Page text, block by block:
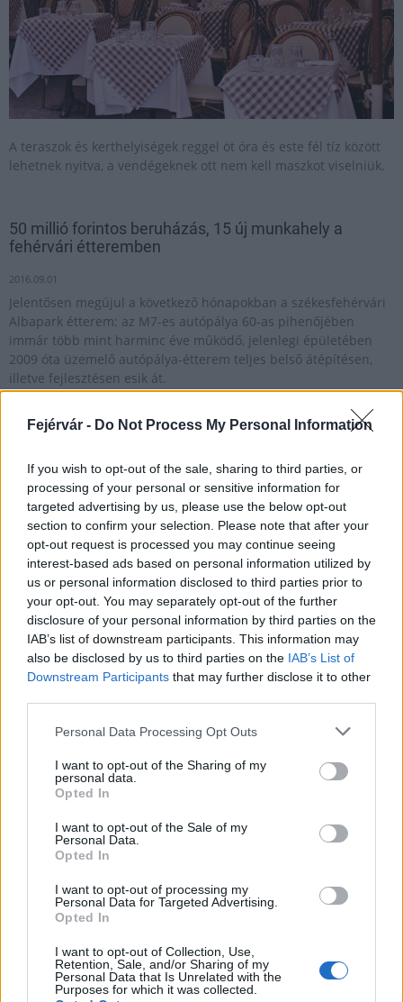
Fejérvár - Do Not Process My Personal Information
If you wish to opt-out of the sale, sharing to third parties, or
processing of your personal or sensitive information for
targeted advertising by us, please use the below opt-out
section to confirm your selection. Please note that after your
opt-out request is processed you may continue seeing
interest-based ads based on personal information utilized by
us or personal information disclosed to third parties prior to
your opt-out. You may separately opt-out of the further
disclosure of your personal information by third parties on the
IAB’s list of downstream participants. This information may
also be disclosed by us to third parties on the IAB’s List of
Downstream Participants that may further disclose it to other
Please note that this website/app uses one or more Google
not limited to your visit or usage behaviour. You may click to
grant or deny consent to Google and its third-party tags to
use your data for below specified purposes in below Google
consent section.
Personal Data Processing Opt Outs
I want to opt-out of the Sharing of my
personal data.
Opted In
I want to opt-out of the Sale of my
Personal Data.
Opted In
I want to opt-out of processing my
Personal Data for Targeted Advertising.
Opted In
I want to opt-out of Collection, Use,
Retention, Sale, and/or Sharing of my
Personal Data that Is Unrelated with the
Purposes for which it was collected.
A teraszok és kerthelyiségek reggel öt óra és este fél tíz között
lehetnek nyitva, a vendégeknek ott nem kell maszkot viselniük.
50 millió forintos beruházás, 15 új munkahely a
fehérvári étteremben
2016.09.01
Jelentősen megújul a következő hónapokban a székesfehérvári
Albapark étterem: az M7-es autópálya 60-as pihenőjében
immár több mint harminc éve működő, jelenlegi épületében
2009 óta üzemelő autópálya-étterem teljes belső átépítésen,
illetve fejlesztésen esik át.
2017.10.10
Aktuális
Több mint 100 közép- és felső kategóriás étterem várja az
érdeklődőket hétfőtől országszerte az Országos Étterem Héten,
ahol kedvezményes áron kóstolhatók háromfogásos menüsorok,
a magyar éttermek különleges fogásai.
Torkos Csütörtök - ebédre, vacsorára feléért
2016.02.11